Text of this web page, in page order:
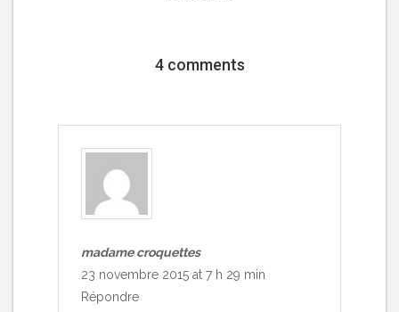
4 comments
madame croquettes
23 novembre 2015 at 7 h 29 min
Répondre